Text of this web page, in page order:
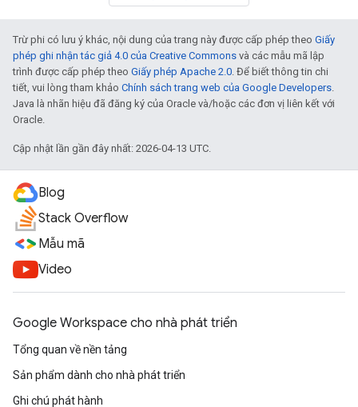
Trừ phi có lưu ý khác, nội dung của trang này được cấp phép theo Giấy
phép ghi nhận tác giả 4.0 của Creative Commons và các mẫu mã lập
trình được cấp phép theo Giấy phép Apache 2.0. Để biết thông tin chi
tiết, vui lòng tham khảo Chính sách trang web của Google Developers.
Java là nhãn hiệu đã đăng ký của Oracle và/hoặc các đơn vị liên kết với
Oracle.
Cập nhật lần gần đây nhất: 2026-04-13 UTC.
Blog
Stack Overflow
Mẫu mã
Video
Google Workspace cho nhà phát triển
Tổng quan về nền tảng
Sản phẩm dành cho nhà phát triển
Ghi chú phát hành